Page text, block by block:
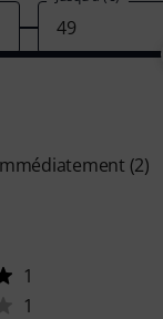
(2)
1
1